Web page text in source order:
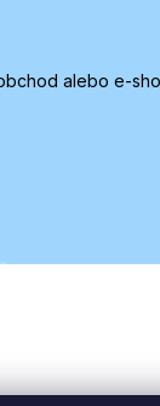
alebo e-